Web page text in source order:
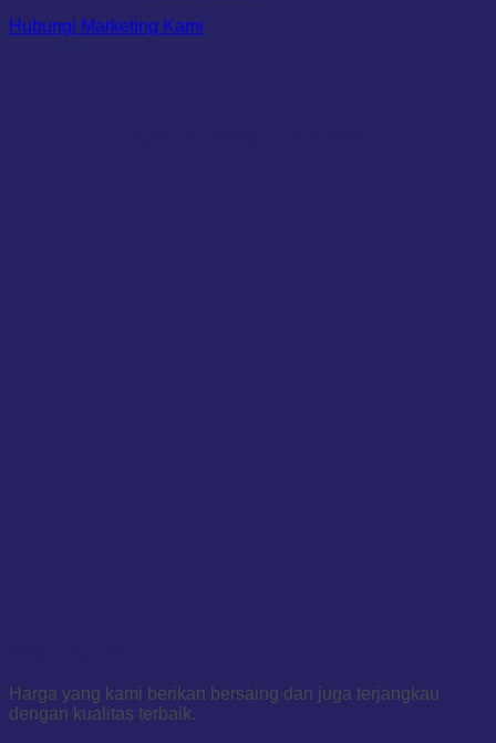
Hubungi Marketing Kami
Harga yang kami berikan bersaing dan juga terjangkau
dengan kualitas terbaik.